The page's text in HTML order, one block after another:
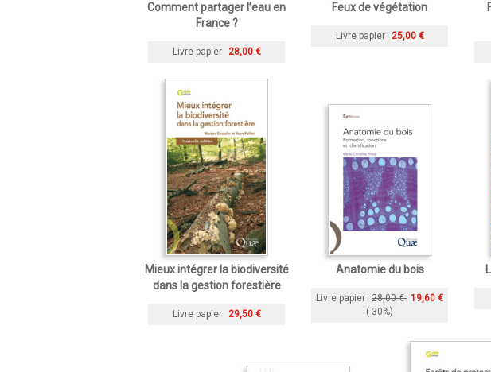
Comment partager l’eau en
France ?
Livre papier 28,00 €
Feux de végétation
Livre papier 25,00 €
Mieux intégrer la biodiversité
dans la gestion forestière
Livre papier 29,50 €
Anatomie du bois
Livre papier 28,00 € 19,60 €
(-30%)